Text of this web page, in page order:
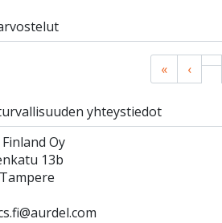
« ‹
yhteystiedot
Oy
13b